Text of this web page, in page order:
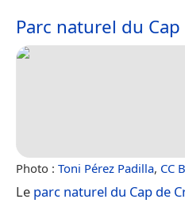
Parc naturel du
Photo : Toni Pérez Padilla, CC
Le parc naturel du Cap de